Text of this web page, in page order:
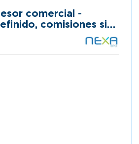
comercial -
comisiones sin